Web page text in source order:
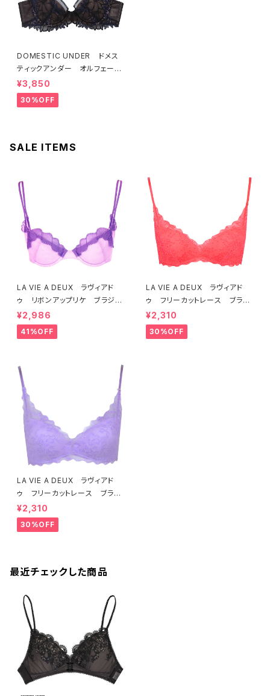
DOMESTIC UNDER ドメス
ティックアンダー オルフェーヴ
ル ブラジャー（ブラック）D225
4 送料無料
¥3,850
30%OFF
SALE ITEMS
LA VIE A DEUX ラヴィアド
ゥ リボンアップリケ ブラジャ
ー（ラベンダー） 22293 SA
LE セール 送料無料
¥2,986
41%OFF
LA VIE A DEUX ラヴィアド
ゥ フリーカットレース ブラレ
ット ソフトブラ（トマトレッド）2
2457 SALE 送料無料
¥2,310
30%OFF
LA VIE A DEUX ラヴィアド
ゥ フリーカットレース ブラレ
ット ソフトブラ（ラベンダー）22
463 SALE 送料無料
¥2,310
30%OFF
最近チェックした商品